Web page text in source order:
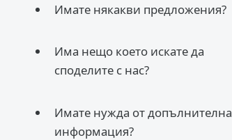
Имате някакви предложения?
Има нещо което искате да
споделите с нас?
Имате нужда от допълнителна
информация?